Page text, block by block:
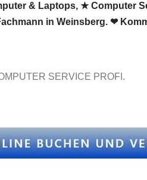
& Laptops, ★ Computer
in Weinsberg. ❤
SERVICE PROFI.